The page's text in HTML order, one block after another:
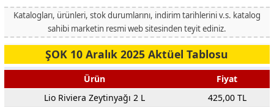
Katalogları, ürünleri, stok durumlarını, indirim tarihlerini v.s. katalog
sahibi marketin resmi web sitesinden teyit ediniz.
ŞOK 10 Aralık 2025 Aktüel Tablosu
Ürün
Fiyat
Lio Riviera Zeytinyağı 2 L
425,00 TL